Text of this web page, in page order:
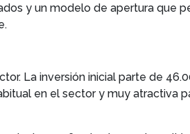
y un modelo de apertura que
La inversión inicial parte de
en el sector y muy atractiva